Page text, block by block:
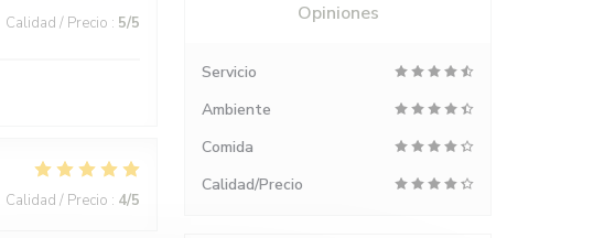
Calidad / Precio : 5/5
Calidad / Precio : 4/5
Opiniones
Servicio
Ambiente
Comida
Calidad/Precio